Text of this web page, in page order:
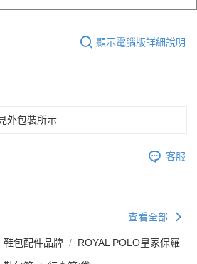
顯示電腦版詳細說明
外包裝所示
客服
查看全部
鞋包配件品牌 ROYAL POLO皇家保羅